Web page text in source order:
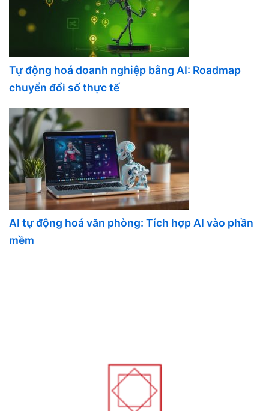
Tự động hoá doanh nghiệp bằng AI: Roadmap
chuyển đổi số thực tế
AI tự động hoá văn phòng: Tích hợp AI vào phần
mềm